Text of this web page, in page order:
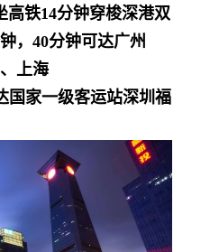
高铁14分钟穿梭深港双
，40分钟可达广州
上海
国家一级客运站深圳福